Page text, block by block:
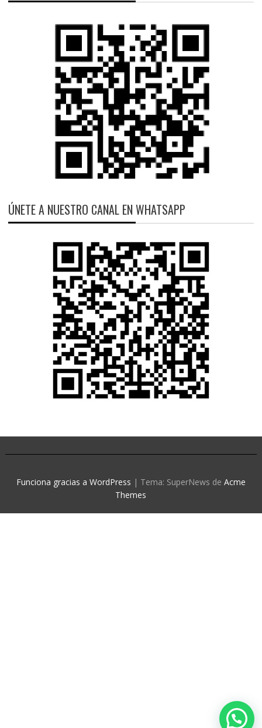
ÚNETE A NUESTRO CANAL EN WHATSAPP
Funciona gracias a WordPress | Tema: SuperNews de Acme
Themes